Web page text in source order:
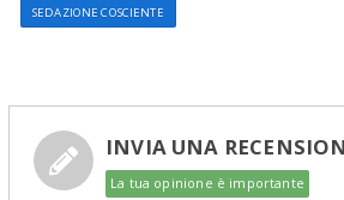
SEDAZIONE COSCIENTE
INVIA UNA
La tua opinione è importante